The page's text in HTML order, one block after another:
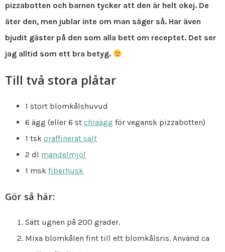
pizzabotten och barnen tycker att den är helt okej. De
äter den, men jublar inte om man säger så. Har även
bjudit gäster på den som alla bett om receptet. Det ser
jag alltid som ett bra betyg.
Till två stora plåtar
1 stort blomkålshuvud
6 ägg (eller 6 st chiaägg för vegansk pizzabotten)
1 tsk oraffinerat salt
2 dl mandelmjöl
1 msk fiberhusk
Gör så här:
Sätt ugnen på 200 grader.
Mixa blomkålen fint till ett blomkålsris. Använd ca